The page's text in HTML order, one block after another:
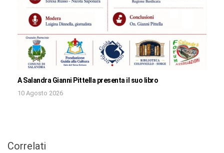
A Salandra Gianni Pittella presenta il suo libro
10 Agosto 2026
Correlati